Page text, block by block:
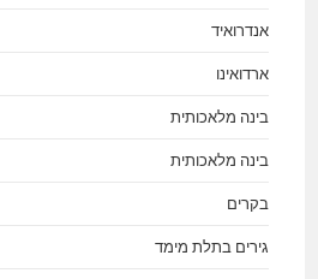
אנדרואיד
ארדואינו
בינה מלאכותית
בינה מלאכותית
בקרים
גירים בתלת מימד